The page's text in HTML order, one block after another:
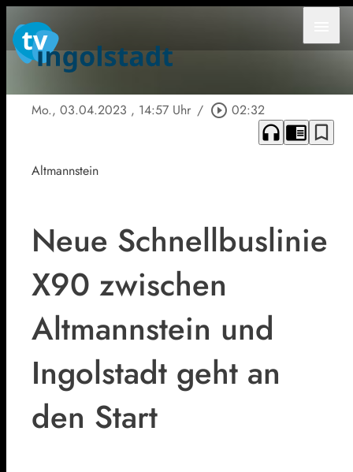
Mo., 03.04.2023 , 14:57 Uhr / play_circle_outline 02:32
headphones chrome_reader_mode bookmark_border
Altmannstein
Neue Schnellbuslinie
X90 zwischen
Altmannstein und
Ingolstadt geht an
den Start